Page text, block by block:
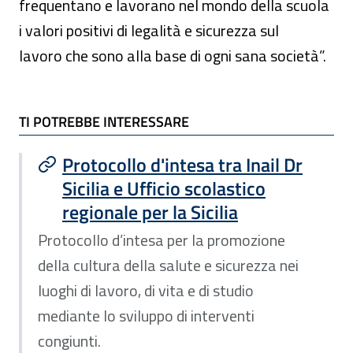
frequentano e lavorano nel mondo della scuola
i valori positivi di legalità e sicurezza sul
lavoro che sono alla base di ogni sana società”.
TI POTREBBE INTERESSARE
TI POTREBBE INTERESSARE
Protocollo d'intesa tra Inail Dr
Sicilia e Ufficio scolastico
regionale per la Sicilia
Protocollo d’intesa per la promozione
della cultura della salute e sicurezza nei
luoghi di lavoro, di vita e di studio
mediante lo sviluppo di interventi
congiunti.